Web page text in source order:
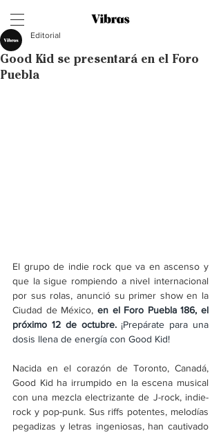
Good Kid se presentará en el Foro
Puebla
Editorial
El grupo de indie rock que va en ascenso y
que la sigue rompiendo a nivel internacional
por sus rolas, anunció su primer show en la
Ciudad de México, en el Foro Puebla 186, el
próximo 12 de octubre. ¡Prepárate para una
dosis llena de energía con Good Kid!
Nacida en el corazón de Toronto, Canadá,
Good Kid ha irrumpido en la escena musical
con una mezcla electrizante de J-rock, indie-
rock y pop-punk. Sus riffs potentes, melodías
pegadizas y letras ingeniosas, han cautivado